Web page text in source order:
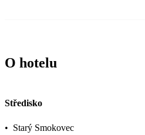
O hotelu
Středisko
• Starý Smokovec